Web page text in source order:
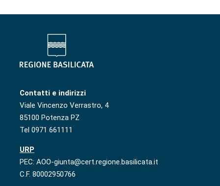
Contatti e indirizzi
Viale Vincenzo Verrastro, 4
85100 Potenza PZ
Tel 0971 661111
URP
PEC: AOO-giunta@cert.regione.basilicata.it
C.F. 80002950766